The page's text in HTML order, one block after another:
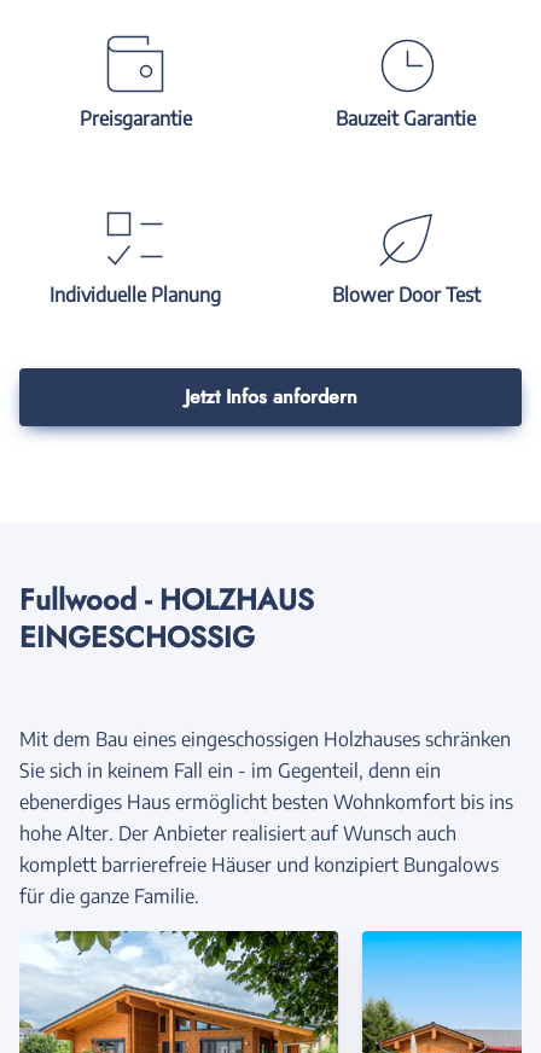
Preisgarantie Bauzeit Garantie
Individuelle Planung Blower Door Test
Jetzt Infos anfordern
Fullwood - HOLZHAUS
EINGESCHOSSIG
Mit dem Bau eines eingeschossigen Holzhauses schränken
Sie sich in keinem Fall ein - im Gegenteil, denn ein
ebenerdiges Haus ermöglicht besten Wohnkomfort bis ins
hohe Alter. Der Anbieter realisiert auf Wunsch auch
komplett barrierefreie Häuser und konzipiert Bungalows
für die ganze Familie.